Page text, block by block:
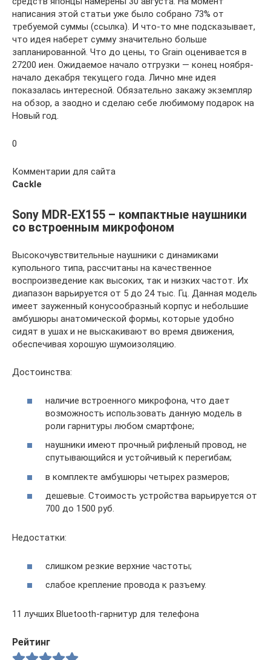
написания этой статьи уже было собрано 73% от
требуемой суммы (ссылка). И что-то мне подсказывает,
что идея наберет сумму значительно больше
запланированной. Что до цены, то Grain оценивается в
27200 иен. Ожидаемое начало отгрузки — конец ноября-
начало декабря текущего года. Лично мне идея
показалась интересной. Обязательно закажу экземпляр
на обзор, а заодно и сделаю себе любимому подарок на
Новый год.
0
Комментарии для сайта
Cackle
Sony MDR-EX155 – компактные наушники
со встроенным микрофоном
Высокочувствительные наушники с динамиками
купольного типа, рассчитаны на качественное
воспроизведение как высоких, так и низких частот. Их
диапазон варьируется от 5 до 24 тыс. Гц. Данная модель
имеет зауженный конусообразный корпус и небольшие
амбушюры анатомической формы, которые удобно
сидят в ушах и не выскакивают во время движения,
обеспечивая хорошую шумоизоляцию.
Достоинства:
наличие встроенного микрофона, что дает
возможность использовать данную модель в
роли гарнитуры любом смартфоне;
наушники имеют прочный рифленый провод, не
спутывающийся и устойчивый к перегибам;
в комплекте амбушюры четырех размеров;
дешевые. Стоимость устройства варьируется от
700 до 1500 руб.
Недостатки:
слишком резкие верхние частоты;
слабое крепление провода к разъему.
11 лучших Bluetooth-гарнитур для телефона
Рейтинг